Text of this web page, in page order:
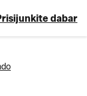
dabar